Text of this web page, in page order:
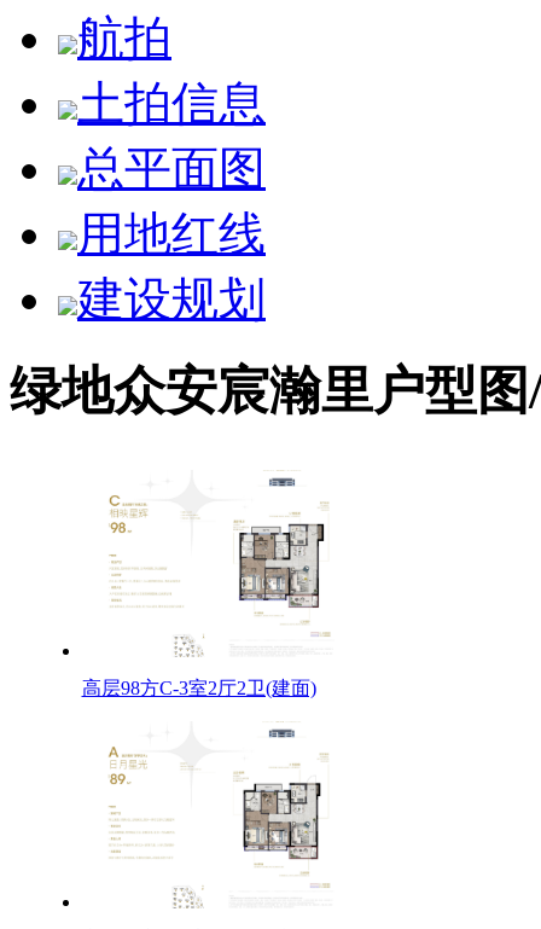
航拍
土拍信息
总平面图
用地红线
建设规划
绿地众安宸瀚里户型
高层98方C-3室2厅2卫(建面)